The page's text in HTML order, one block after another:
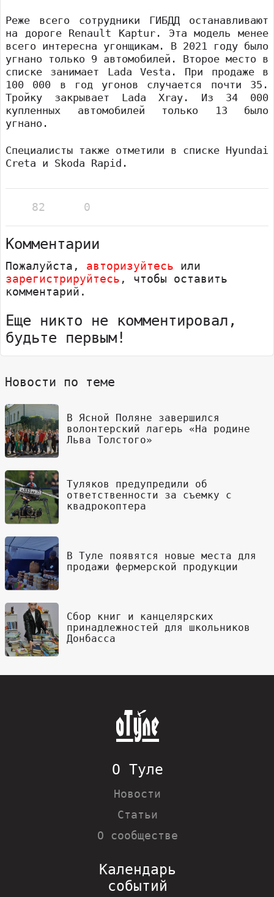
Реже всего сотрудники ГИБДД останавливают
на дороге Renault Kaptur. Эта модель менее
всего интересна угонщикам. В 2021 году было
угнано только 9 автомобилей. Второе место в
списке занимает Lada Vesta. При продаже в
100 000 в год угонов случается почти 35.
Тройку закрывает Lada Xray. Из 34 000
купленных автомобилей только 13 было
угнано.
Специалисты также отметили в списке Hyundai
Creta и Skoda Rapid.
82 0
Комментарии
Пожалуйста, авторизуйтесь или
зарегистрируйтесь , чтобы оставить
комментарий.
Еще никто не комментировал,
будьте первым!
Новости по теме
В Ясной Поляне завершился
волонтерский лагерь «На родине
Льва Толстого»
Туляков предупредили об
ответственности за съемку с
квадрокоптера
В Туле появятся новые места для
продажи фермерской продукции
Сбор книг и канцелярских
принадлежностей для школьников
Донбасса
О Туле
Новости
Статьи
О сообществе
Календарь
событий